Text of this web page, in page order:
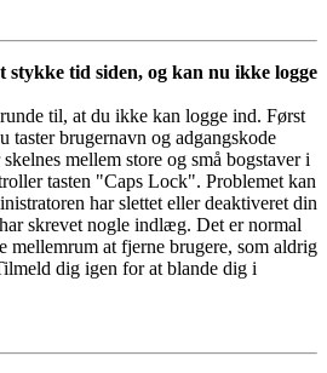
stykke tid siden, og kan nu ikke logge
til, at du ikke kan logge ind. Først
taster brugernavn og adgangskode
mellem store og små bogstaver i
tasten "Caps Lock". Problemet kan
har slettet eller deaktiveret din
skrevet nogle indlæg. Det er normal
mellemrum at fjerne brugere, som aldrig
dig igen for at blande dig i